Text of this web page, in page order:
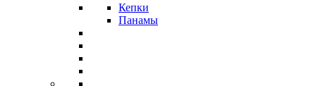
Кепки
Панамы